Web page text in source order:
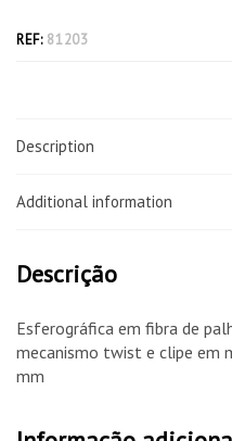
REF: 81203
Description
Additional information
Descrição
Esferográfica em fibra de
mecanismo twist e clipe em
mm